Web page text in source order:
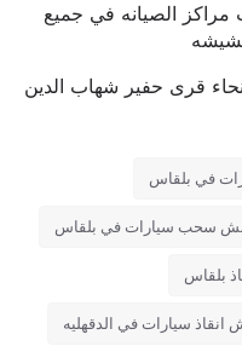
الصيانه في جميع
تشيشه
قرى حفير شهاب الدين
في بلقاس
سحب سيارات في بلقاس
بلقاس
انقاذ سيارات في الدقهليه